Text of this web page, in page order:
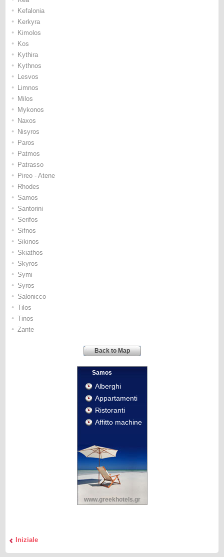
• Kefalonia
• Kerkyra
• Kimolos
• Kos
• Kythira
• Kythnos
• Lesvos
• Limnos
• Milos
• Mykonos
• Naxos
• Nisyros
• Paros
• Patmos
• Patrasso
• Pireo - Atene
• Rhodes
• Samos
• Santorini
• Serifos
• Sifnos
• Sikinos
• Skiathos
• Skyros
• Symi
• Syros
• Salonicco
• Tilos
• Tinos
• Zante
Back to Map
Samos
Alberghi
Appartamenti
Ristoranti
Affitto machine
www.greekhotels.gr
Iniziale